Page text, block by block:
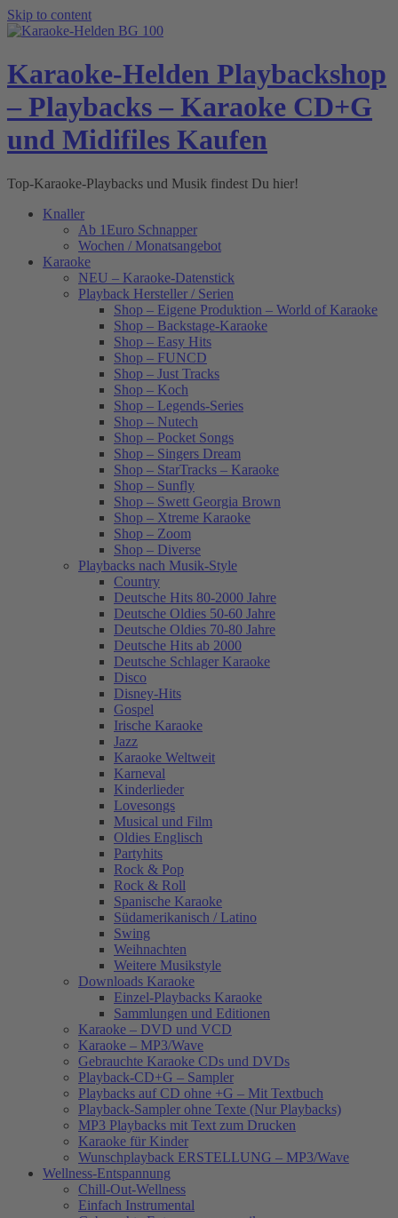
Skip to content
Karaoke-Helden Playbackshop
– Playbacks – Karaoke CD+G
und Midifiles Kaufen
Top-Karaoke-Playbacks und Musik findest Du hier!
Knaller
Ab 1Euro Schnapper
Wochen / Monatsangebot
Karaoke
NEU – Karaoke-Datenstick
Playback Hersteller / Serien
Shop – Eigene Produktion – World of Karaoke
Shop – Backstage-Karaoke
Shop – Easy Hits
Shop – FUNCD
Shop – Just Tracks
Shop – Koch
Shop – Legends-Series
Shop – Nutech
Shop – Pocket Songs
Shop – Singers Dream
Shop – StarTracks – Karaoke
Shop – Sunfly
Shop – Swett Georgia Brown
Shop – Xtreme Karaoke
Shop – Zoom
Shop – Diverse
Playbacks nach Musik-Style
Country
Deutsche Hits 80-2000 Jahre
Deutsche Oldies 50-60 Jahre
Deutsche Oldies 70-80 Jahre
Deutsche Hits ab 2000
Deutsche Schlager Karaoke
Disco
Disney-Hits
Gospel
Irische Karaoke
Jazz
Karaoke Weltweit
Karneval
Kinderlieder
Lovesongs
Musical und Film
Oldies Englisch
Partyhits
Rock & Pop
Rock & Roll
Spanische Karaoke
Südamerikanisch / Latino
Swing
Weihnachten
Weitere Musikstyle
Downloads Karaoke
Einzel-Playbacks Karaoke
Sammlungen und Editionen
Karaoke – DVD und VCD
Karaoke – MP3/Wave
Gebrauchte Karaoke CDs und DVDs
Playback-CD+G – Sampler
Playbacks auf CD ohne +G – Mit Textbuch
Playback-Sampler ohne Texte (Nur Playbacks)
MP3 Playbacks mit Text zum Drucken
Karaoke für Kinder
Wunschplayback ERSTELLUNG – MP3/Wave
Wellness-Entspannung
Chill-Out-Wellness
Einfach Instrumental